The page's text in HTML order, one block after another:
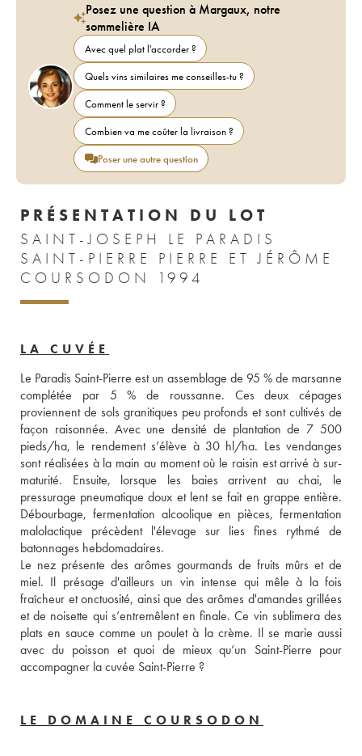
Posez une question à Margaux, notre
sommelière IA
Avec quel plat l'accorder ?
Quels vins similaires me conseilles-tu ?
Comment le servir ?
Combien va me coûter la livraison ?
Poser une autre question
PRÉSENTATION DU LOT
SAINT-JOSEPH LE PARADIS
SAINT-PIERRE PIERRE ET JÉRÔME
COURSODON 1994
LA CUVÉE
Le Paradis Saint-Pierre est un assemblage de 95 % de marsanne
complétée par 5 % de roussanne. Ces deux cépages
proviennent de sols granitiques peu profonds et sont cultivés de
façon raisonnée. Avec une densité de plantation de 7 500
pieds/ha, le rendement s’élève à 30 hl/ha. Les vendanges
sont réalisées à la main au moment où le raisin est arrivé à sur-
maturité. Ensuite, lorsque les baies arrivent au chai, le
pressurage pneumatique doux et lent se fait en grappe entière.
Débourbage, fermentation alcoolique en pièces, fermentation
malolactique précèdent l'élevage sur lies fines rythmé de
batonnages hebdomadaires.
Le nez présente des arômes gourmands de fruits mûrs et de
miel. Il présage d'ailleurs un vin intense qui mêle à la fois
fraîcheur et onctuosité, ainsi que des arômes d'amandes grillées
et de noisette qui s’entremêlent en finale. Ce vin sublimera des
plats en sauce comme un poulet à la crème. Il se marie aussi
avec du poisson et quoi de mieux qu’un Saint-Pierre pour
accompagner la cuvée Saint-Pierre ?
LE DOMAINE COURSODON